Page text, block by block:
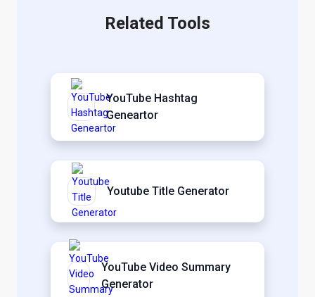
Related Tools
YouTube Hashtag
Geneartor
Youtube Title Generator
YouTube Video Summary
Generator